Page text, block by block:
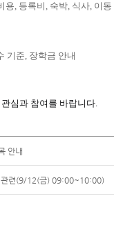
용, 등록비 , 숙박, 식사, 이동
기준, 장학금 안내
심과 참여를 바랍니다.
안내
관련(9/12(금) 09:00~10:00)